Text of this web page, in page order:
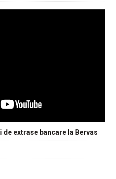
extrase bancare la Bervas